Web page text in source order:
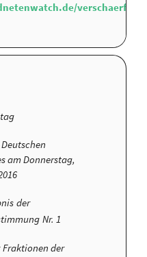
am Donnerstag,
der
Nr. 1
Fraktionen der